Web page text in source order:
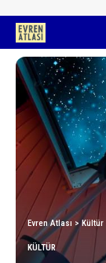
Evren Atlası >Kültür
KÜLTÜR